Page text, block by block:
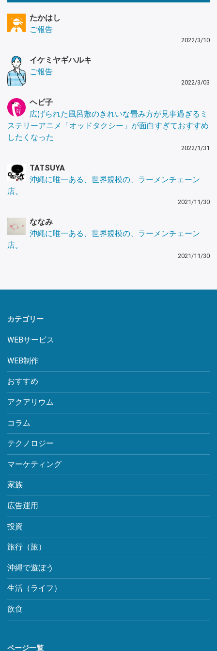
たかはし
ご報告
2022/3/10
イケミヤギハルキ
ご報告
2022/3/03
ヘビ子
広げられた風呂敷のきれいな畳み方が見事過ぎるミ
ステリーアニメ「オッドタクシー」が面白すぎておすすめ
したくなった
2022/1/31
TATSUYA
沖縄に唯一ある、世界規模の、ラーメンチェーン
店。
2021/11/30
ななみ
沖縄に唯一ある、世界規模の、ラーメンチェーン
店。
2021/11/30
カテゴリー
WEBサービス
WEB制作
おすすめ
アクアリウム
コラム
テクノロジー
マーケティング
家族
広告運用
投資
旅行（旅）
沖縄で遊ぼう
生活（ライフ）
飲食
ページ一覧